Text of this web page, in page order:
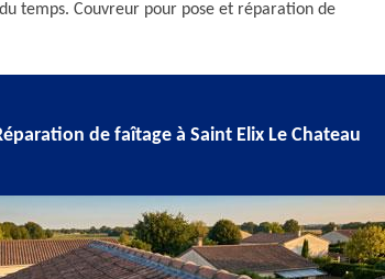
temps. Couvreur pour pose et réparation de
de faîtage à Saint Elix Le Chateau